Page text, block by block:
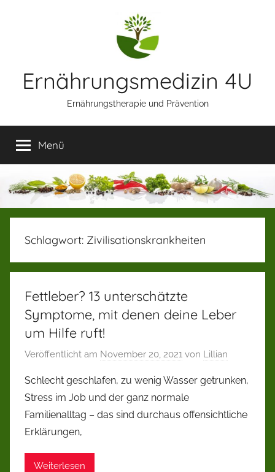
Ernährungsmedizin 4U
Ernährungstherapie und Prävention
Menü
Schlagwort: Zivilisationskrankheiten
Fettleber? 13 unterschätzte
Symptome, mit denen deine Leber
um Hilfe ruft!
Veröffentlicht am November 20, 2021 von Lillian
Schlecht geschlafen, zu wenig Wasser getrunken,
Stress im Job und der ganz normale
Familienalltag – das sind durchaus offensichtliche
Erklärungen,
Weiterlesen